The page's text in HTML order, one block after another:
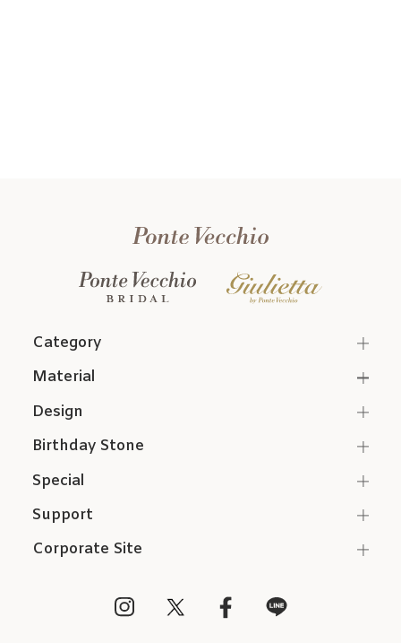
Category
Support
Corporate Site
Material
Design
Birthday Stone
Special